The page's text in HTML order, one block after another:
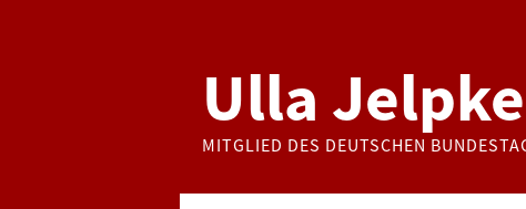
Ulla Jelpke
MITGLIED DES DEUTSCHEN